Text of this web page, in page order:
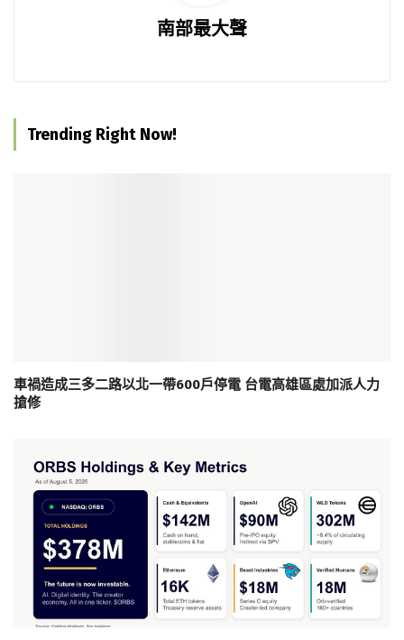
南部最大聲
Trending Right Now!
車禍造成三多二路以北一帶600戶停電 台電高雄區處加派人力
搶修